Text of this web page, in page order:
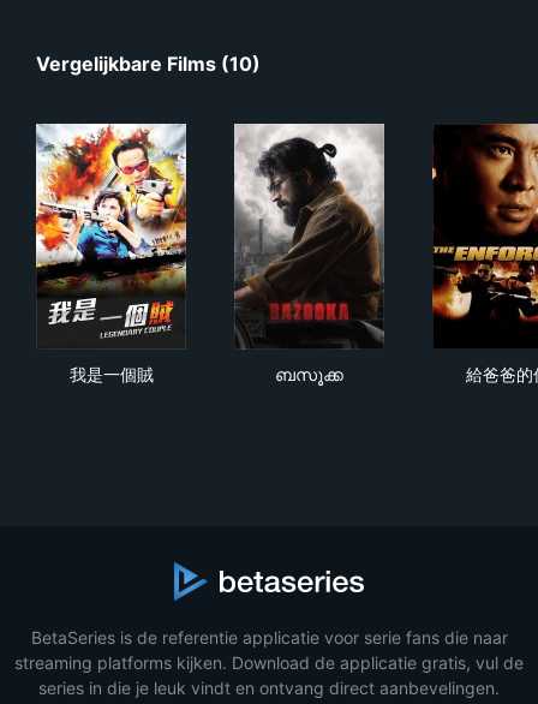
Vergelijkbare Films (10)
我是一個賊 ബസൂക്ക 給爸爸的
BetaSeries is de referentie applicatie voor serie fans die naar
streaming platforms kijken. Download de applicatie gratis, vul de
series in die je leuk vindt en ontvang direct aanbevelingen.